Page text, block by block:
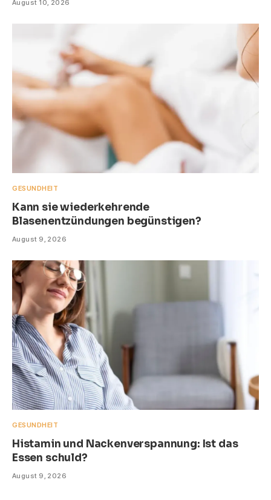
August 10, 2026
GESUNDHEIT
Kann sie wiederkehrende
Blasenentzündungen begünstigen?
August 9, 2026
GESUNDHEIT
Histamin und Nackenverspannung: Ist das
Essen schuld?
August 9, 2026